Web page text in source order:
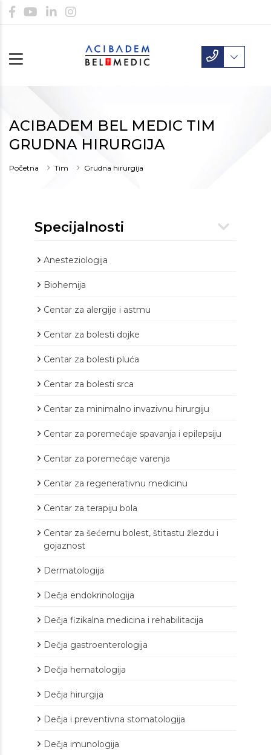
ACIBADEM BEL MEDIC TIM
GRUDNA HIRURGIJA
Početna Tim Grudna hirurgija
Specijalnosti
Anesteziologija
Biohemija
Centar za alergije i astmu
Centar za bolesti dojke
Centar za bolesti pluća
Centar za bolesti srca
Centar za minimalno invazivnu hirurgiju
Centar za poremećaje spavanja i epilepsiju
Centar za poremećaje varenja
Centar za regenerativnu medicinu
Centar za terapiju bola
Centar za šećernu bolest, štitastu žlezdu i
gojaznost
Dermatologija
Dečja endokrinologija
Dečja fizikalna medicina i rehabilitacija
Dečja gastroenterologija
Dečja hematologija
Dečja hirurgija
Dečja i preventivna stomatologija
Dečja imunologija